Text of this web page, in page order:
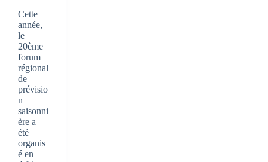
Cette
année,
le
20ème
forum
régional
de
prévisio
n
saisonni
ère a
été
organis
é en